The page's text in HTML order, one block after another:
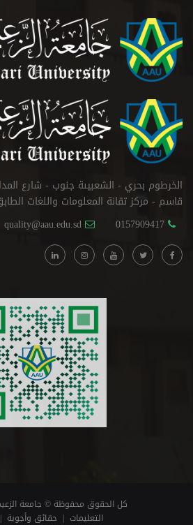
الخرطوم بحري - الشعبيىة جنوب - شارع
قاسم - مركز تقانة المعلومات واللغات
0157909417
quality@aau.edu.sd
كل الحقوق محفوظة © جامعة الزعيم
التعليمات | حقائق وأجوبة |